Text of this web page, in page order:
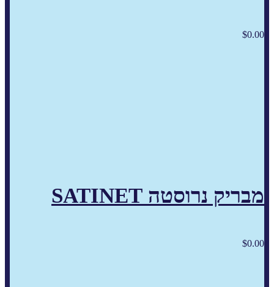
$0.00
מבריק נרוסטה SATINET
$0.00